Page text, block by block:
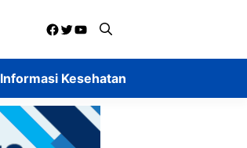
Facebook
Twitter
YouTube
Informasi Kesehatan